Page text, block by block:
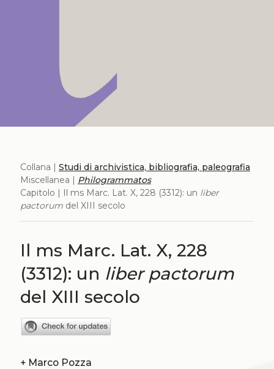
Collana | Studi di archivistica, bibliografia, paleografia
Miscellanea | Philogrammatos
Capitolo | Il ms Marc. Lat. X, 228 (3312): un liber
pactorumdel XIII secolo
Il ms Marc. Lat. X, 228
(3312): un liber pactorum
del XIII secolo
+ Marco Pozza